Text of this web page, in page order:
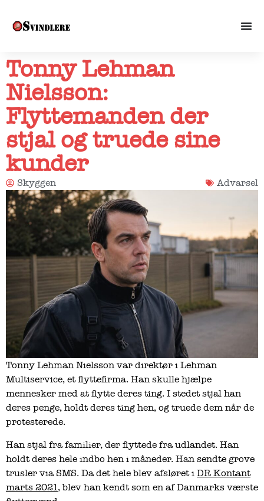
Tonny Lehman
Nielsson:
Flyttemanden der
stjal og truede sine
kunder
Skyggen Advarsel
Tonny Lehman Nielsson var direktør i Lehman
Multiservice, et flyttefirma. Han skulle hjælpe
mennesker med at flytte deres ting. I stedet stjal han
deres penge, holdt deres ting hen, og truede dem når de
protesterede.
Han stjal fra familier, der flyttede fra udlandet. Han
holdt deres hele indbo hen i måneder. Han sendte grove
trusler via SMS. Da det hele blev afsløret i DR Kontant
marts 2021, blev han kendt som en af Danmarks værste